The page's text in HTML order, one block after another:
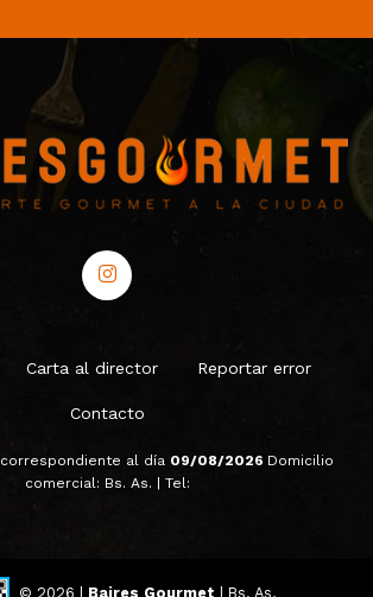
Carta al director Reportar error
Contacto
correspondiente al día 09/08/2026 Domicilio
comercial: Bs. As. | Tel:
© 2026 | Baires Gourmet | Bs. As.